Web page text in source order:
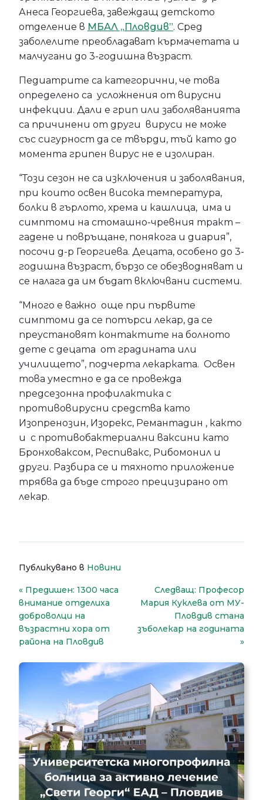
Анеса Георгиева, завеждащ детското
отделение в МБАЛ „Пловдив”. Сред
заболелите преобладават кърмачетата и
малчугани до 3-годишна възраст.
Педиатрите са категорични, че това
определено са усложнения от вирусни
инфекции. Дали е грип или заболяванията
са причинени от други вируси не може
със сигурност да се твърди, тъй като до
момента грипен вирус не е изолиран.
“Този сезон не са изключения и заболявания,
при които освен висока температура,
болки в гърлото, хрема и кашлица, има и
симптоми на стомашно-чревния тракт –
гадене и повръщане, понякога и диария”,
посочи д-р Георгиева. Децата, особено до 3-
годишна възраст, бързо се обезводняват и
се налага да им бъдат включвани системи.
“Много е важно още при първите
симптоми да се потърси лекар, да се
преустановят контактите на болното
дете с децата от градината или
училището”, подчерта лекарката. Освен
това уместно е да се провежда
предсезонна профилактика с
противовирусни средства като
Изопренозин, Изорекс, Ремантадин , както
и с противобактериални ваксини като
Бронховаксом, Респивакс, Рибомонил и
други. Разбира се и тяхното приложение
трябва да бъде строго прецизирано от
лекар.
Публикувано в Новини
Навигация
Предишен: 1300 часа
внимание отделиха
доброволци на
възрастни хора от
района на Пловдив
Следващ: Професор
Мария Куклева от МУ-
Пловдив стана
зъболекар на годината